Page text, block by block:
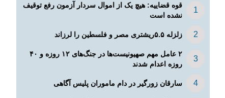
قوه قضاییه: هیچ یک از اموال سردار آزمون رفع توقیف
نشده است
زلزله ۵.۵ریشتری مصر و فلسطین را لرزاند
۲ عامل مهم صهیونیست‌ها در جنگ‌های ۱۲ روزه و ۴۰
روزه اعدام شدند
سارقان زورگیر در دام ماموران پلیس آگاهی